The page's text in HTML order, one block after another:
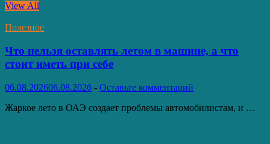
View All
Полезное
Что нельзя оставлять летом в машине, а что
стоит иметь при себе
06.08.202606.08.2026 - Оставьте комментарий
Жаркое лето в ОАЭ создает проблемы автомобилистам, и …